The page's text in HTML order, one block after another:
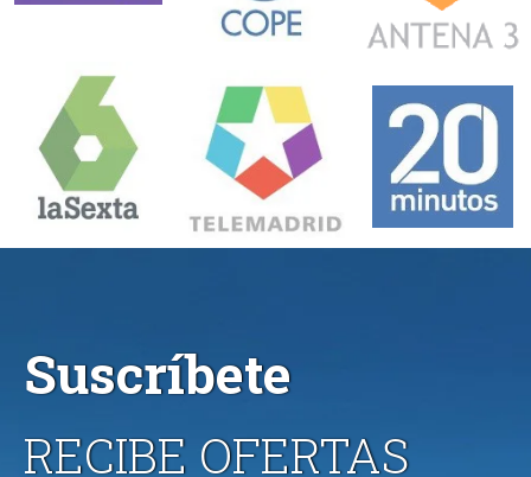
Suscríbete
RECIBE OFERTAS